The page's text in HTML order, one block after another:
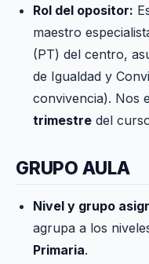
Rol del opositor:
maestro
(PT) del centro,
de Igualdad y
convivencia). Nos
trimestre del
GRUPO AULA
Nivel y grupo
agrupa a los
Primaria.